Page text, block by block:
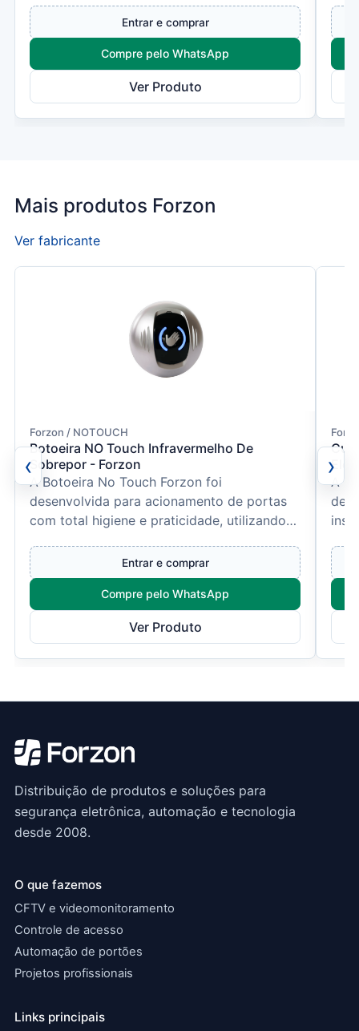
Entrar e comprar
Compre pelo WhatsApp
Ver Produto
Mais produtos Forzon
Ver fabricante
‹
Forzon / NOTOUCH
Botoeira NO Touch Infravermelho De
Sobrepor - Forzon
A Botoeira No Touch Forzon foi
desenvolvida para acionamento de portas
com total higiene e praticidade, utilizando
Entrar e comprar
Compre pelo WhatsApp
Ver Produto
A
›
Distribuição de produtos e soluções para
segurança eletrônica, automação e tecnologia
desde 2008.
O que fazemos
CFTV e videomonitoramento
Controle de acesso
Automação de portões
Projetos profissionais
Links principais